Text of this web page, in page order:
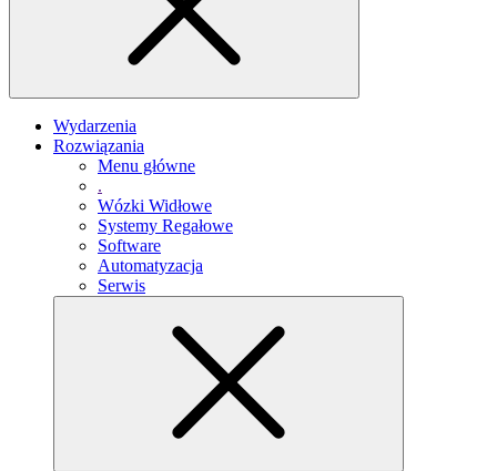
Wydarzenia
Rozwiązania
Menu główne
.
Wózki Widłowe
Systemy Regałowe
Software
Automatyzacja
Serwis